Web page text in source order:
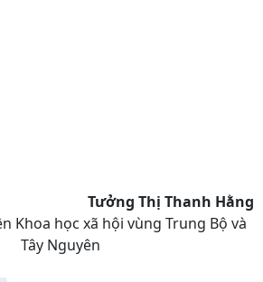
Tưởng Thị Thanh Hằng
Khoa học xã hội vùng Trung Bộ và
Tây Nguyên